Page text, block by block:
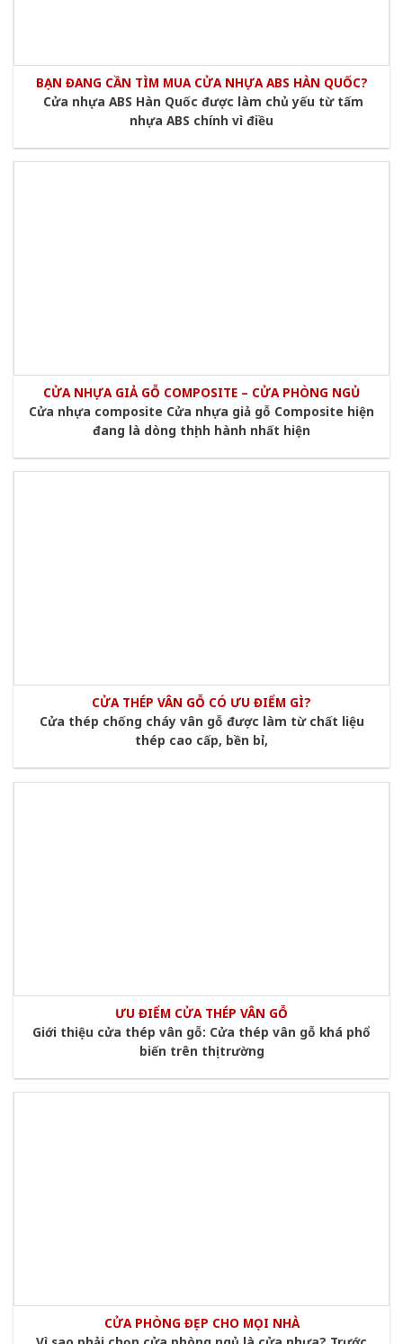
BẠN ĐANG CẦN TÌM MUA CỬA NHỰA ABS HÀN QUỐC?
Cửa nhựa ABS Hàn Quốc được làm chủ yếu từ tấm
nhựa ABS chính vì điều
CỬA NHỰA GIẢ GỖ COMPOSITE – CỬA PHÒNG NGỦ
Cửa nhựa composite Cửa nhựa giả gỗ Composite hiện
đang là dòng thịnh hành nhất hiện
CỬA THÉP VÂN GỖ CÓ ƯU ĐIỂM GÌ?
Cửa thép chống cháy vân gỗ được làm từ chất liệu
thép cao cấp, bền bỉ,
ƯU ĐIỂM CỬA THÉP VÂN GỖ
Giới thiệu cửa thép vân gỗ: Cửa thép vân gỗ khá phổ
biến trên thị trường
CỬA PHÒNG ĐẸP CHO MỌI NHÀ